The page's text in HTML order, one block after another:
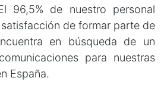
96,5% de nuestro personal
de formar parte de
en búsqueda de un
para nuestras
España.